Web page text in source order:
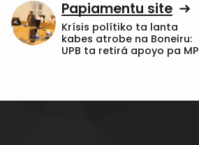
Papiamentu site
Krísis polítiko ta lanta
kabes atrobe na Boneiru:
UPB ta retirá apoyo pa